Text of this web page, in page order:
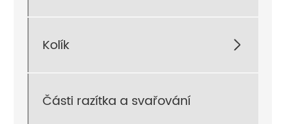
Kolík 
Části razítka a svařování